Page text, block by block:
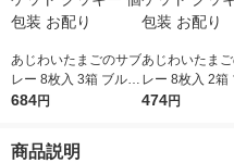
あじわいたまごのサブ
レー 8枚入 3箱 ブルボ
ン ビスケット クッキ
684円
あじわいたま
レー 8枚入 2箱
ン ビスケット
474円
商品説明